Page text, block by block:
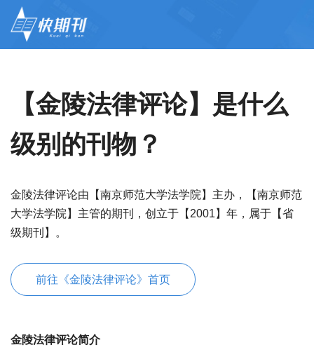
【金陵法律评论】是什么
级别的刊物？
金陵法律评论由【南京师范大学法学院】主办，【南京师范
大学法学院】主管的期刊，创立于【2001】年，属于【省
级期刊】。
前往《金陵法律评论》首页
金陵法律评论简介